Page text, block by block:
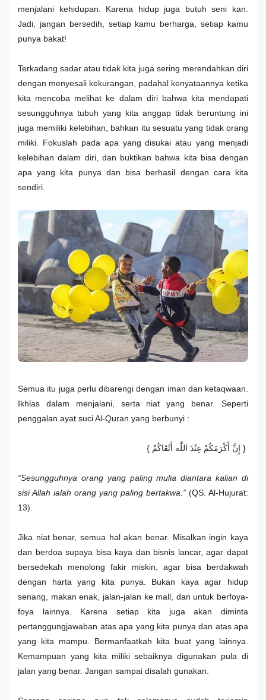
menjalani kehidupan. Karena hidup juga butuh seni kan.
Jadi, jangan bersedih, setiap kamu berharga, setiap kamu
punya bakat!
Terkadang sadar atau tidak kita juga sering merendahkan diri
dengan menyesali kekurangan, padahal kenyataannya ketika
kita mencoba melihat ke dalam diri bahwa kita mendapati
sesungguhnya tubuh yang kita anggap tidak beruntung ini
juga memiliki kelebihan, bahkan itu sesuatu yang tidak orang
miliki. Fokuslah pada apa yang disukai atau yang menjadi
kelebihan dalam diri, dan buktikan bahwa kita bisa dengan
apa yang kita punya dan bisa berhasil dengan cara kita
sendiri.
Semua itu juga perlu dibarengi dengan iman dan ketaqwaan.
Ikhlas dalam menjalani, serta niat yang benar. Seperti
penggalan ayat suci Al-Quran yang berbunyi :
{ إِنَّ أَكْرَمَكُمْ عِنْدَ اللَّه أَتْقَاكُمْ }
“Sesungguhnya orang yang paling mulia diantara kalian di
sisi Allah ialah orang yang paling bertakwa.” (QS. Al-Hujurat:
13).
Jika niat benar, semua hal akan benar. Misalkan ingin kaya
dan berdoa supaya bisa kaya dan bisnis lancar, agar dapat
bersedekah menolong fakir miskin, agar bisa berdakwah
dengan harta yang kita punya. Bukan kaya agar hidup
senang, makan enak, jalan-jalan ke mall, dan untuk berfoya-
foya lainnya. Karena setiap kita juga akan diminta
pertanggungjawaban atas apa yang kita punya dan atas apa
yang kita mampu. Bermanfaatkah kita buat yang lainnya.
Kemampuan yang kita miliki sebaiknya digunakan pula di
jalan yang benar. Jangan sampai disalah gunakan.